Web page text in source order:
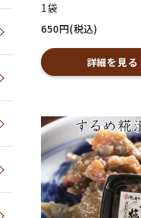
1袋
650円(税込)
詳細を見る